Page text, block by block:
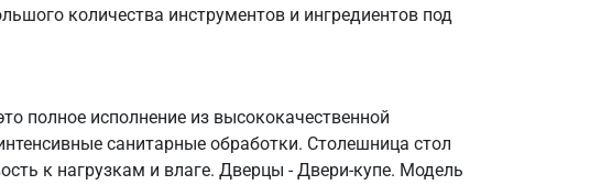
количества инструментов и ингредиентов под
полное исполнение из высококачественной
санитарные обработки. Столешница стол
к нагрузкам и влаге. Дверцы - Двери-купе. Модель